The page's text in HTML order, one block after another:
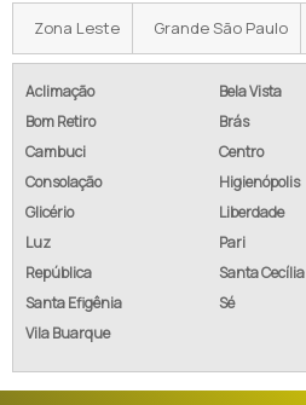
Zona Leste Grande São Paulo
Aclimação
Bela Vista
Bom Retiro
Brás
Cambuci
Centro
Consolação
Higienópolis
Glicério
Liberdade
Luz
Pari
República
Santa Cecília
Santa Efigênia
Sé
Vila Buarque